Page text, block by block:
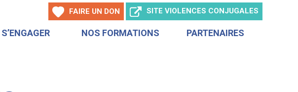
FAIRE UN DON SITE VIOLENCES CONJUGALES
S’ENGAGER NOS FORMATIONS PARTENAIRES